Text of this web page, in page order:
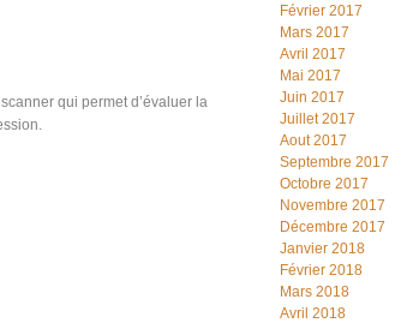
qui permet d’évaluer la
Février 2017
Mars 2017
Avril 2017
Mai 2017
Juin 2017
Juillet 2017
Aout 2017
Septembre 2017
Octobre 2017
Novembre 2017
Décembre 2017
Janvier 2018
Février 2018
Mars 2018
Avril 2018